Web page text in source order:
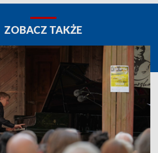
ZOBACZ TAKŻE